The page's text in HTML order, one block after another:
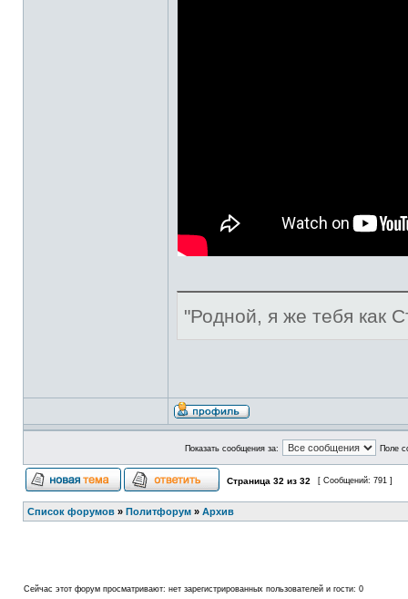
"Родной, я же тебя как
Показать сообщения за: Поле
Страница 32 из 32 [ Сообщений: 791 ]
Список форумов » Политфорум » Архив
Сейчас этот форум просматривают: нет зарегистрированных пользователей и гости: 0